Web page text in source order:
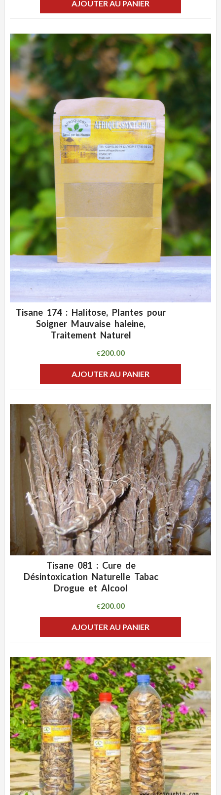
AJOUTER AU PANIER
ADD WISHLIST
Tisane 174 : Halitose, Plantes pour
Soigner Mauvaise haleine,
Traitement Naturel
€200.00
AJOUTER AU PANIER
ADD WISHLIST
Tisane 081 : Cure de
Désintoxication Naturelle Tabac
Drogue et Alcool
€200.00
AJOUTER AU PANIER